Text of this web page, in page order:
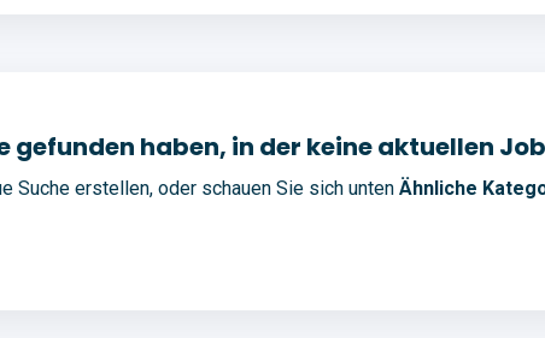
gefunden haben, in der keine aktuellen
Suche erstellen, oder schauen Sie sich unten Ähnliche